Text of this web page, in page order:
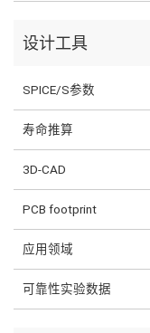
设计工具
SPICE/S参数
寿命推算
3D-CAD
PCB footprint
应用领域
可靠性实验数据